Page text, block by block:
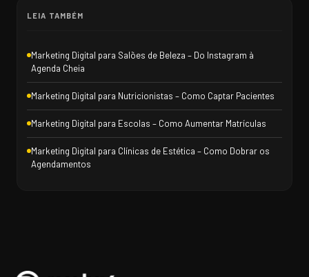
LEIA TAMBÉM
Marketing Digital para Salões de Beleza – Do Instagram à
Agenda Cheia
Marketing Digital para Nutricionistas – Como Captar Pacientes
Marketing Digital para Escolas – Como Aumentar Matrículas
Marketing Digital para Clínicas de Estética – Como Dobrar os
Agendamentos